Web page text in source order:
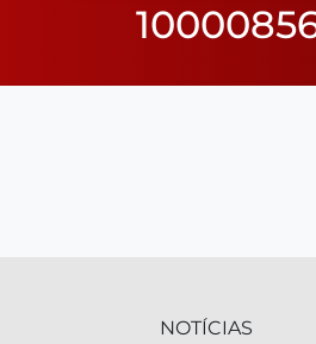
NOTÍCIAS